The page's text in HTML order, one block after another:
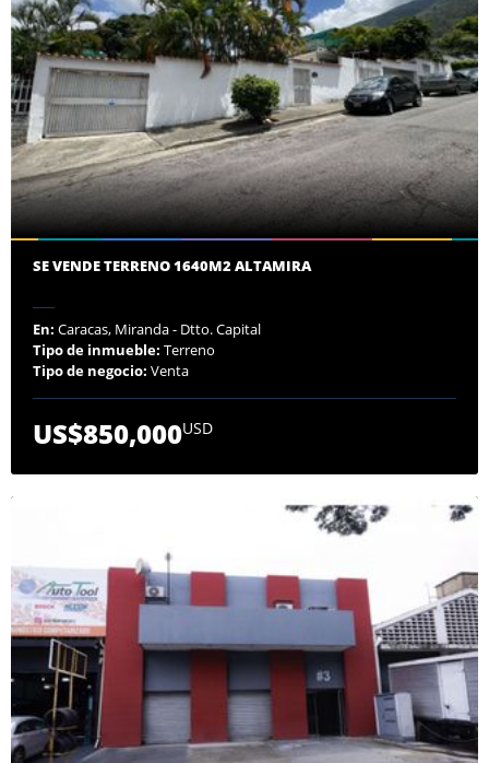
SE VENDE TERRENO 1640M2 ALTAMIRA
En: Caracas, Miranda - Dtto. Capital
Tipo de inmueble: Terreno
Tipo de negocio: Venta
US$850,000USD